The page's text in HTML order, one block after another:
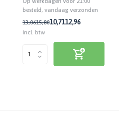
besteld, vandaag verzonden
13,0615,8010,7112,96
Incl. btw